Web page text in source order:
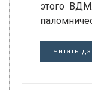
этого
Читать